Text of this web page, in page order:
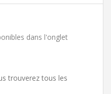
dans l'onglet
trouverez tous les